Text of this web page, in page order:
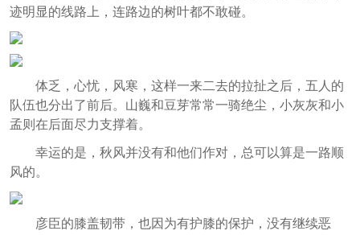
迹明显的线路上，连路边的树叶都不敢碰。
体乏，心忧，风寒，这样一来二去的拉扯之后，五人的
队伍也分出了前后。山巍和豆芽常常一骑绝尘，小灰灰和小
孟则在后面尽力支撑着。
幸运的是，秋风并没有和他们作对，总可以算是一路顺
风的。
彦臣的膝盖韧带，也因为有护膝的保护，没有继续恶